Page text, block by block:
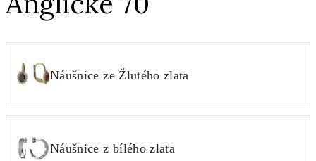
Náušnice ze Žlutého zlata
Náušnice z bílého zlata